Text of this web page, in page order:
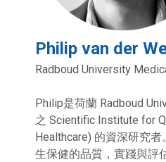
Philip van der
Radboud University
Philip是荷蘭 Radboud
之 Scientific Institute for
Healthcare) 的資深研究
生保健的品質，實踐與評